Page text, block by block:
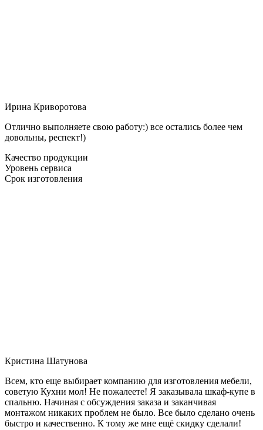
Ирина Криворотова
Отлично выполняете свою работу:) все остались более чем
довольны, респект!)
Качество продукции
Уровень сервиса
Срок изготовления
Кристина Шатунова
Всем, кто еще выбирает компанию для изготовления мебели,
советую Кухни мол! Не пожалеете! Я заказывала шкаф-купе в
спальню. Начиная с обсуждения заказа и заканчивая
монтажом никаких проблем не было. Все было сделано очень
быстро и качественно. К тому же мне ещё скидку сделали!